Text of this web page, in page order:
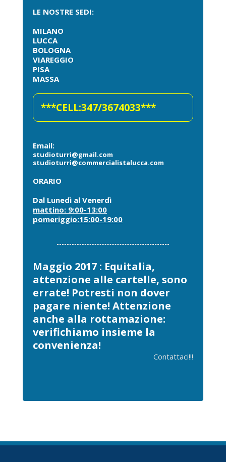
LE NOSTRE SEDI:
MILANO
LUCCA
BOLOGNA
VIAREGGIO
PISA
MASSA
***CELL:347/3674033***
Email:
studioturri@gmail.com
studioturri@commercialistalucca.com
ORARIO
Dal Lunedì al Venerdì
mattino: 9:00-13:00
pomeriggio:15:00-19:00
Maggio 2017 : Equitalia,
attenzione alle cartelle, sono
errate! Potresti non dover
pagare niente! Attenzione
anche alla rottamazione:
verifichiamo insieme la
convenienza!
Contattaci!!!